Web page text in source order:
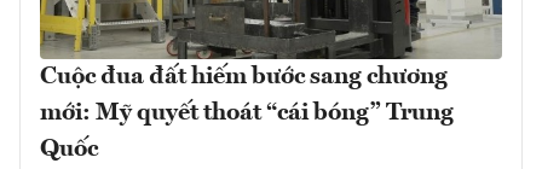
Cuộc đua đất hiếm bước sang chương
mới: Mỹ quyết thoát “cái bóng” Trung
Quốc